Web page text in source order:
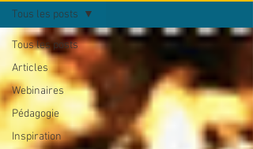
Tous les posts
Articles
Webinaires
Pédagogie
Inspiration
Tous les posts